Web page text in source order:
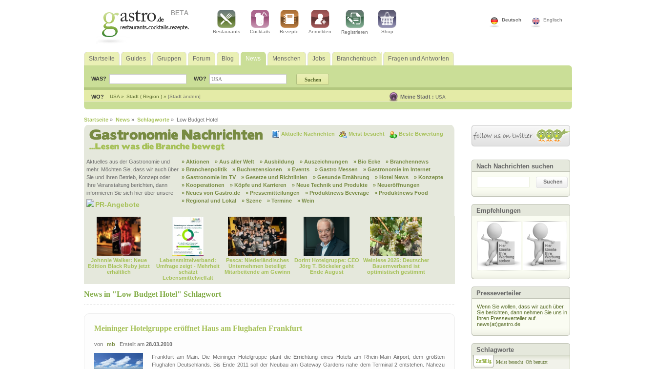
Englisch
Deutsch
Restaurants Cocktails Rezepte Anmelden Registrieren Shop
Startseite Guides Gruppen Forum Blog News Menschen Jobs Branchenbuch Fragen und Antworten
WAS? WO?
WO? USA » Stadt ( Region ) » [Stadt ändern] Meine Stadt : USA
Startseite » News » Schlagworte » Low Budget Hotel
Aktuelle Nachrichten Meist besucht Beste Bewertung
Aktuelles aus der Gastronomie und
mehr. Möchten Sie, dass wir auch über
Sie und Ihren Betrieb, Konzept oder
Ihre Veranstaltung berichten, dann
informieren Sie sich hier über unsere
PR-Angebote
» Aktionen » Aus aller Welt » Ausbildung » Auszeichnungen » Bio Ecke
» Branchennews
» Branchenpolitik
» Buchrezensionen » Events » Gastro Messen
» Gastronomie im Internet
» Gastronomie im TV
» Gesetze und Richtlinien » Gesunde Ernährung » Hotel News
» Konzepte
» Kooperationen
» Köpfe und Karrieren » Neue Technik und Produkte
» Neueröffnungen
» Neues von Gastro.de
» Pressemitteilungen » Produktnews Beverage
» Produktnews Food
» Regional und Lokal
» Szene » Termine » Wein
Johnnie Walker: Neue
Edition Black Ruby jetzt
erhältlich
Lebensmittelverband:
Umfrage zeigt - Mehrheit
schätzt
Lebensmittelvielfalt
Pesca: Niederländisches
Unternehmen beteiligt
Mitarbeitende am Gewinn
Dorint Hotelgruppe: CEO
Jörg T. Böckeler geht
Ende August
Weinlese 2025: Deutscher
Bauernverband ist
optimistisch gestimmt
News in "Low Budget Hotel" Schlagwort
Meininger Hotelgruppe eröffnet Haus am Flughafen Frankfurt
von mb Erstellt am 28.03.2010
Frankfurt am Main. Die Meininger Hotelgruppe plant die Errichtung eines Hotels am Rhein-Main Airport, dem größten
Flughafen Deutschlands. Bis Ende 2011 soll der Neubau am Gateway Gardens nahe dem Terminal 2 entstehen. Nahezu
Nach Nachrichten suchen
Suchen
Empfehlungen
Presseverteiler
Wenn Sie wollen, dass wir auch über
Sie berichten, dann nehmen Sie uns in
Ihren Presseverteiler auf.
news(at)gastro.de
Schlagworte
Zufällig Meist besucht Oft benutzt